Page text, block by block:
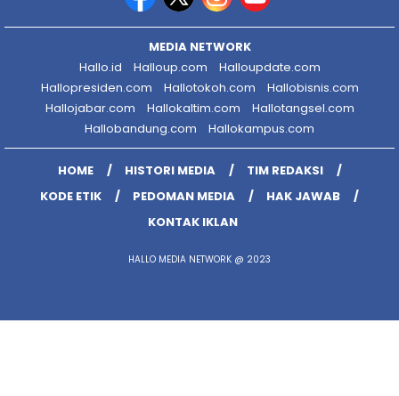
MEDIA NETWORK
Hallo.id
Halloup.com
Halloupdate.com
Hallopresiden.com
Hallotokoh.com
Hallobisnis.com
Hallojabar.com
Hallokaltim.com
Hallotangsel.com
Hallobandung.com
Hallokampus.com
HOME HISTORI MEDIA
TIM REDAKSI
KODE ETIK
PEDOMAN MEDIA
HAK JAWAB
KONTAK IKLAN
HALLO MEDIA NETWORK @ 2023